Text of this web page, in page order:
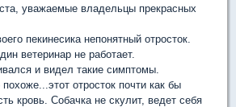
уважаемые владельцы прекрасных
пекинесика непонятный отросток.
ветеринар не работает.
и видел такие симптомы.
отросток почти как бы
кровь. Собачка не скулит, ведет себя